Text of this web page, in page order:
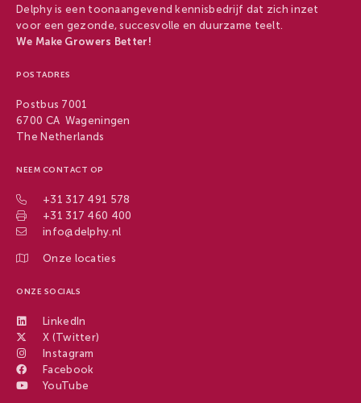
Delphy is een toonaangevend kennisbedrijf dat zich inzet
voor een gezonde, succesvolle en duurzame teelt.
We Make Growers Better!
POSTADRES
Postbus 7001
6700 CA Wageningen
The Netherlands
NEEM CONTACT OP
+31 317 491 578
+31 317 460 400
info@delphy.nl
Onze locaties
ONZE SOCIALS
LinkedIn
X (Twitter)
Instagram
Facebook
YouTube